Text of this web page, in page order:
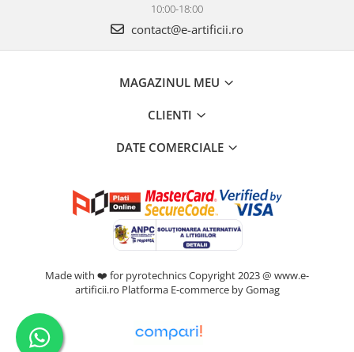
10:00-18:00
contact@e-artificii.ro
MAGAZINUL MEU
CLIENTI
DATE COMERCIALE
Made with ❤️ for pyrotechnics Copyright 2023 @ www.e-
artificii.ro Platforma E-commerce by Gomag